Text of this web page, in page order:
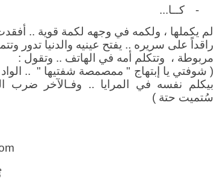
-
كــا...
لم يكملها ، ولكمه في وجهه لكمة قوية ..
راقداً على سريره .. يفتح عينيه والدنيا تدور
مربوطة ،
وتتكلم أمه في الهاتف .. وتقول :
( شوفتي يا إبتهاج " ممصمصة شفتيها " ..
بيكلم نفسه في المرايا .. وفـالآخر ضرب
سُتميت حتة )
نُشرت في جريدة البديل